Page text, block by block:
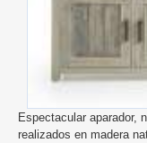
Espectacular aparador,
realizados en madera